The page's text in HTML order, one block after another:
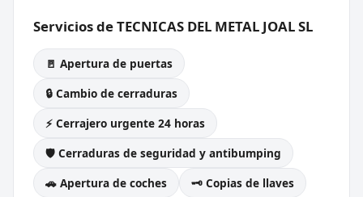
Servicios de TECNICAS DEL METAL JOAL SL
🚪 Apertura de puertas
🔒 Cambio de cerraduras
⚡ Cerrajero urgente 24 horas
🛡️ Cerraduras de seguridad y antibumping
🚗 Apertura de coches
🗝️ Copias de llaves